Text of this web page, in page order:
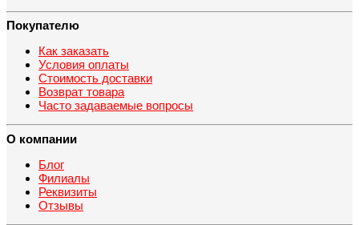
Покупателю
Как заказать
Условия оплаты
Стоимость доставки
Возврат товара
Часто задаваемые вопросы
О компании
Блог
Филиалы
Реквизиты
Отзывы